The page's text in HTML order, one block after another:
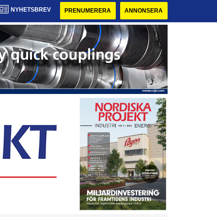
NYHETSBREV PRENUMERERA ANNONSERA